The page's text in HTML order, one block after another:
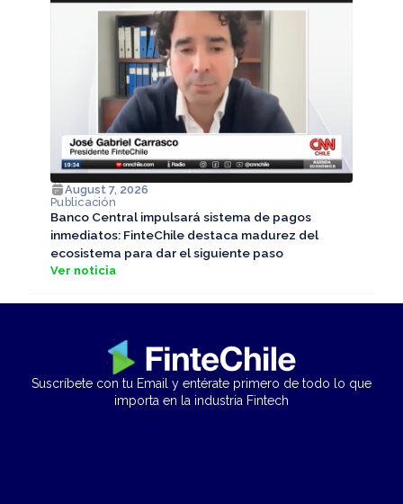
August 7, 2026
Publicación
Banco Central impulsará sistema de pagos
inmediatos: FinteChile destaca madurez del
ecosistema para dar el siguiente paso
Ver noticia
Suscríbete con tu Email y entérate primero de todo lo que
importa en la industria Fintech